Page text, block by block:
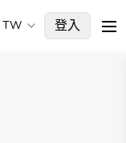
TW 登入